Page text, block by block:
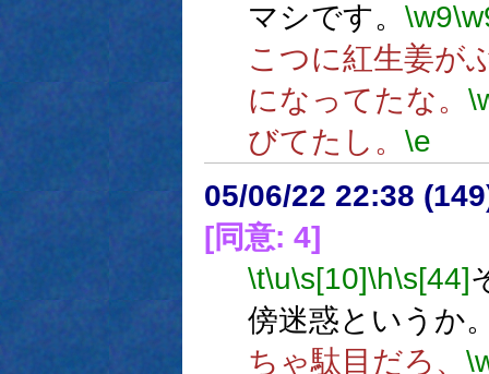
マシです。 \w9
こつに紅生姜が
になってたな。
びてたし。 \e
05/06/22 22:38
[同意: 4]
\t\u\s[10]\h\s[44]
傍迷惑というか
ちゃ駄目だろ、